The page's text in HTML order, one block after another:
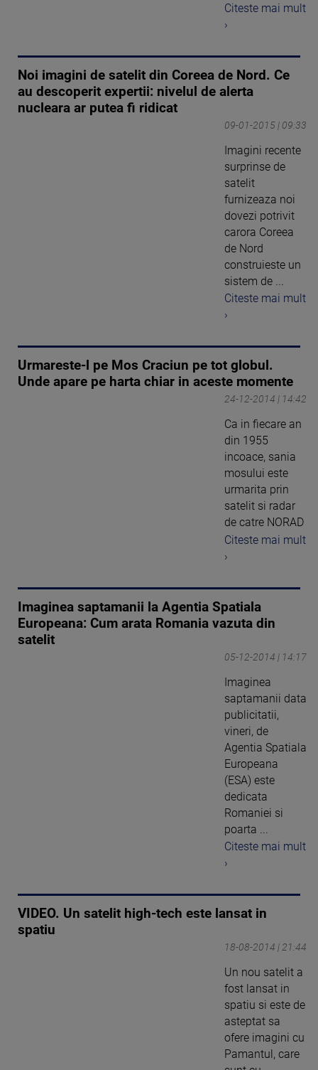
Citeste mai mult
›
Noi imagini de satelit din Coreea de Nord. Ce
au descoperit expertii: nivelul de alerta
nucleara ar putea fi ridicat
09-01-2015 | 09:33
Imagini recente
surprinse de
satelit
furnizeaza noi
dovezi potrivit
carora Coreea
de Nord
construieste un
sistem de ...
Citeste mai mult
›
Urmareste-l pe Mos Craciun pe tot globul.
Unde apare pe harta chiar in aceste momente
24-12-2014 | 14:42
Ca in fiecare an
din 1955
incoace, sania
mosului este
urmarita prin
satelit si radar
de catre NORAD
Citeste mai mult
›
Imaginea saptamanii la Agentia Spatiala
Europeana: Cum arata Romania vazuta din
satelit
05-12-2014 | 14:17
Imaginea
saptamanii data
publicitatii,
vineri, de
Agentia Spatiala
Europeana
(ESA) este
dedicata
Romaniei si
poarta ...
Citeste mai mult
›
VIDEO. Un satelit high-tech este lansat in
spatiu
18-08-2014 | 21:44
Un nou satelit a
fost lansat in
spatiu si este de
asteptat sa
ofere imagini cu
Pamantul, care